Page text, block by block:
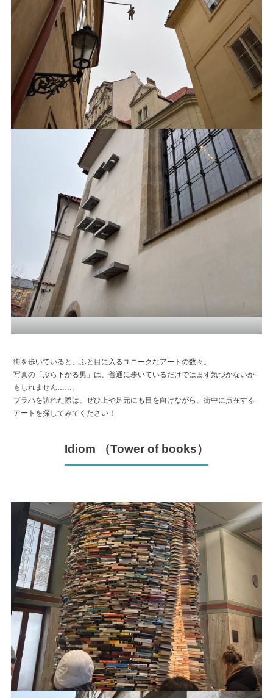
街を歩いていると、ふと目に入るユニークなアートの数々。
写真の「ぶら下がる男」は、普通に歩いているだけではまず気づかないか
もしれません……。
プラハを訪れた際は、ぜひ上や足元にも目を向けながら、街中に点在する
アートを探してみてください！
Idiom （Tower of books）